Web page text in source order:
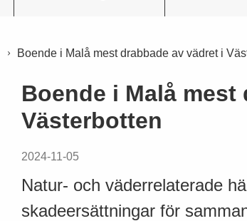
Boende i Malå mest drabbade av vädret i
Boende i Malå
Västerbotten
2024-11-05
Natur- och väderrelaterade
skadeersättningar för